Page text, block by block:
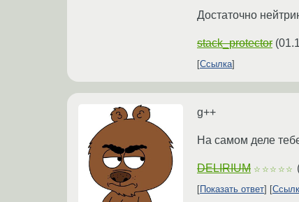
Достаточно
stack_protector (
Ссылка
g++
На самом деле
DELIRIUM ☆☆☆☆☆
Показать ответ